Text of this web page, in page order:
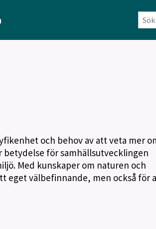
och behov av att veta mer
betydelse för samhällsutvecklingen
Med kunskaper om naturen och
eget välbefinnande, men också för